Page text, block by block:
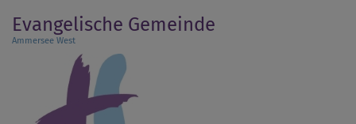
zum
Inhalt
Evangelische Gemeinde
Ammersee West